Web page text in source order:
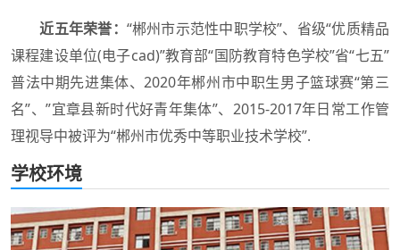
近五年荣誉： “郴州市示范性中职学校”、省级“优质精品
课程建设单位(电子cad)”教育部“国防教育特色学校”省“七五”
普法中期先进集体、2020年郴州市中职生男子篮球赛“第三
名”、”宜章县新时代好青年集体”、2015-2017年日常工作管
理视导中被评为“郴州市优秀中等职业技术学校”.
学校环境